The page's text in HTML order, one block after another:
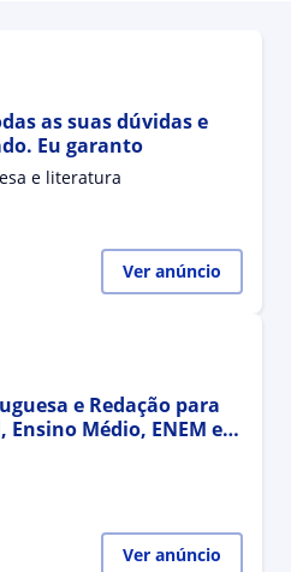
as suas dúvidas e
Eu garanto
e literatura
Ver anúncio
e Redação para
Médio, ENEM e
Ver anúncio